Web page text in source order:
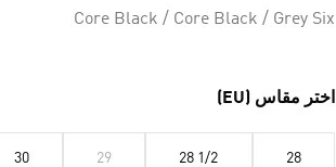
Core Black / Core Black / Grey Six
اختر مقاس (EU)
28
28 1/2
29
30